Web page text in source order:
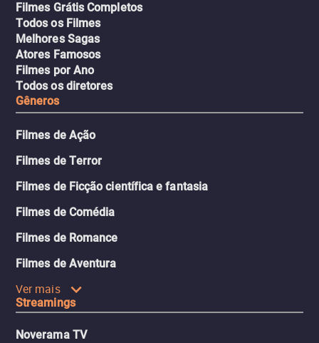
Filmes Grátis Completos
Todos os Filmes
Melhores Sagas
Atores Famosos
Filmes por Ano
Todos os diretores
Gêneros
Filmes de Ação
Filmes de Terror
Filmes de Ficção científica e fantasia
Filmes de Comédia
Filmes de Romance
Filmes de Aventura
Ver mais
Streamings
Noverama TV